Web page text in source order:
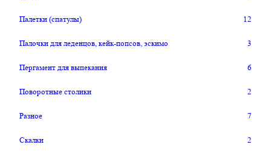
Палетки (спатулы) 12
Палочки для леденцов, кейк-попсов, эскимо 3
Пергамент для выпекания 6
Поворотные столики 2
Разное 7
Скалки 2